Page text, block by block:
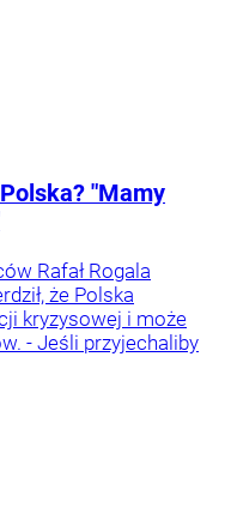
"Mamy
Rafał Rogala
że Polska
kryzysowej i może
- Jeśli przyjechaliby